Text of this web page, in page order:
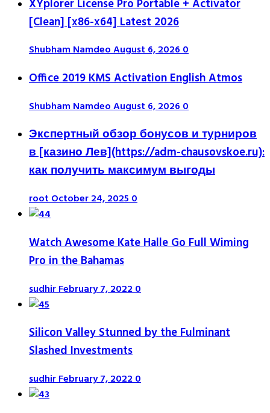
XYplorer License Pro Portable + Activator
[Clean] [x86-x64] Latest 2026
Shubham NamdeoAugust 6, 20260
Office 2019 KMS Activation English Atmos
Shubham NamdeoAugust 6, 20260
Экспертный обзор бонусов и турниров
в [казино Лев](https://adm-chausovskoe.ru):
как получить максимум выгоды
rootOctober 24, 20250
Watch Awesome Kate Halle Go Full Wiming
Pro in the Bahamas
sudhirFebruary 7, 20220
Silicon Valley Stunned by the Fulminant
Slashed Investments
sudhirFebruary 7, 20220